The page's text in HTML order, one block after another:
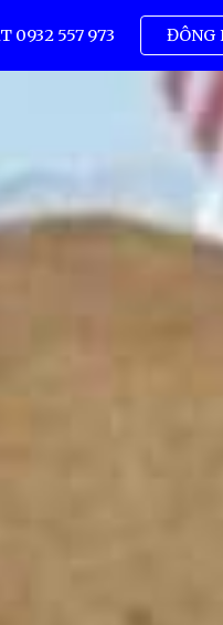
Skip to navigation
0932 557 973 ĐÔNG